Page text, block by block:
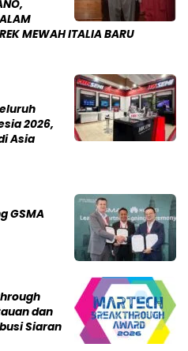
MEWAH ITALIA BARU
2026,
Asia
GSMA
dan
Siaran